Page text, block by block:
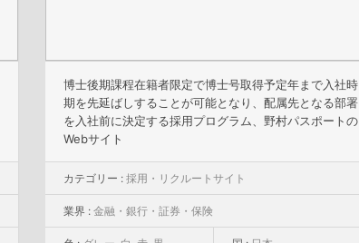
博士後期課程在籍者限定で博士号取得予定年まで入社時
期を先延ばしすることが可能となり、配属先となる部署
を入社前に決定する採用プログラム、野村パスポートの
Webサイト
カテゴリー : 採用・リクルートサイト
業界 : 金融・銀行・証券・保険